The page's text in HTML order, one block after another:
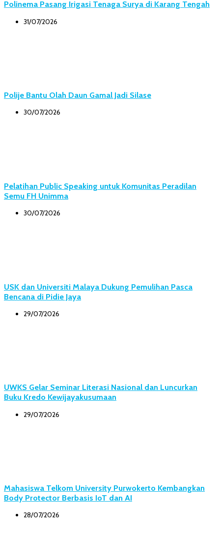
Polinema Pasang Irigasi Tenaga Surya di Karang Tengah
31/07/2026
Polije Bantu Olah Daun Gamal Jadi Silase
30/07/2026
Pelatihan Public Speaking untuk Komunitas Peradilan
Semu FH Unimma
30/07/2026
USK dan Universiti Malaya Dukung Pemulihan Pasca
Bencana di Pidie Jaya
29/07/2026
UWKS Gelar Seminar Literasi Nasional dan Luncurkan
Buku Kredo Kewijayakusumaan
29/07/2026
Mahasiswa Telkom University Purwokerto Kembangkan
Body Protector Berbasis IoT dan AI
28/07/2026